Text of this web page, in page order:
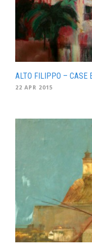
ALTO FILIPPO – CASE
22 APR 2015